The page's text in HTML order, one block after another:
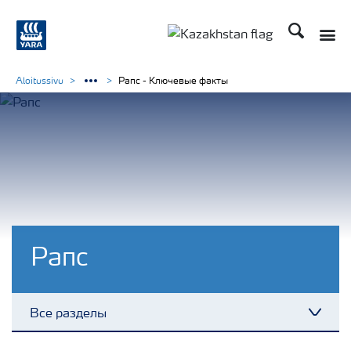
Поиск
Рапс
Все разделы
Aloitussivu Рапс - Ключевые факты